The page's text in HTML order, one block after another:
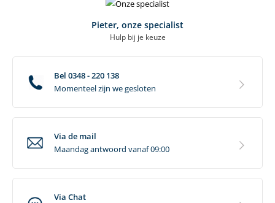
Pieter, onze specialist
Hulp bij je keuze
Bel 0348 - 220 138
Momenteel zijn we gesloten
Via de mail
Maandag antwoord vanaf 09:00
Via Chat